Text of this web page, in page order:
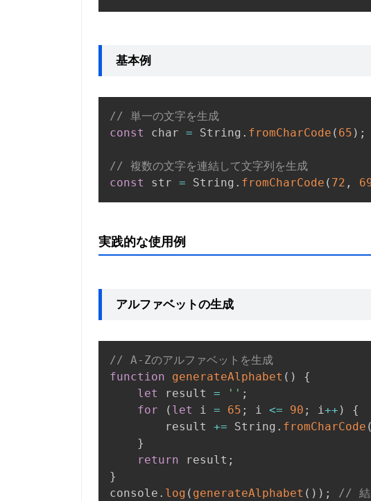
基本例
// 単一の文字を生成
const
char = String . fromCharCode ( 65 ) ;
// 複数の文字を連結して文字列を生成
const
str = String . fromCharCode ( 72 ,
実践的な使用例
アルファベットの生成
// A-Zのアルファベットを生成
function
generateAlphabet ( )
{
let
result = '' ;
for
( let i = 65 ; i <= 90 ; i++ )
{
        result
+= String . fromCharCode (
}
return result ;
}
console . log ( generateAlphabet ( ) ) ; // 結